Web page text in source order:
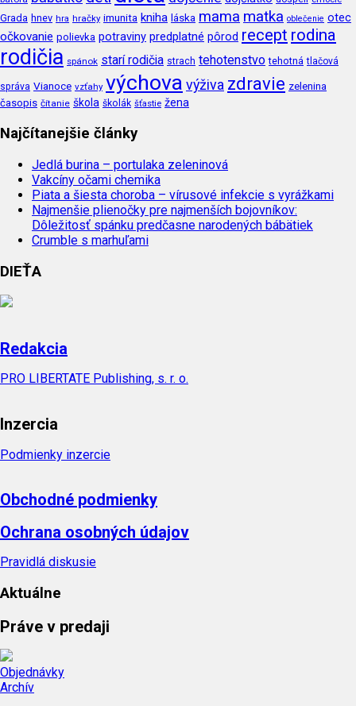
Grada hnev hra hračky imunita kniha láska mama matka oblečenie otec
očkovanie polievka potraviny predplatné pôrod recept rodina
rodičia spánok starí rodičia strach tehotenstvo tehotná tlačová
správa Vianoce vzťahy výchova výživa zdravie zelenina
časopis čítanie škola školák šťastie žena
Najčítanejšie články
Jedlá burina – portulaka zeleninová
Vakcíny očami chemika
Piata a šiesta choroba – vírusové infekcie s vyrážkami
Najmenšie plienočky pre najmenších bojovníkov:
Dôležitosť spánku predčasne narodených bábätiek
Crumble s marhuľami
DIEŤA
Redakcia
PRO LIBERTATE Publishing, s. r. o.
Inzercia
Podmienky inzercie
Obchodné podmienky
Ochrana osobných údajov
Pravidlá diskusie
Aktuálne
Práve v predaji
Objednávky
Archív